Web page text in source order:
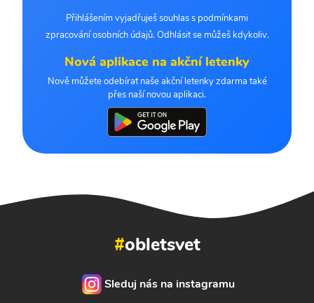
Přihlášením vyjadřuješ souhlas s podmínkami
zpracování osobních údajů. Odhlásit se můžeš kdykoliv.
Nová aplikace na akční letenky
Nově můžete odebírat naše akční letenky zdarma také
přes naší novou aplikaci.
#obletsvet
Sleduj nás na instagramu